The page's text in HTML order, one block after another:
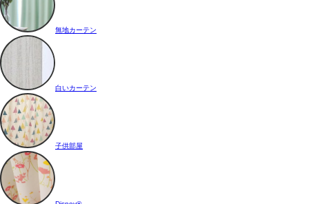
無地カーテン
白いカーテン
子供部屋